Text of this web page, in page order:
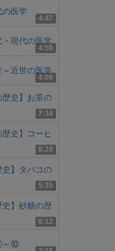
4:47
の医学
4:50
現代の医学
4:08
近世の医学
7:34
史】お茶の
6:29
史】コーヒ
5:35
】タバコの
6:12
】砂糖の歴
～⑩